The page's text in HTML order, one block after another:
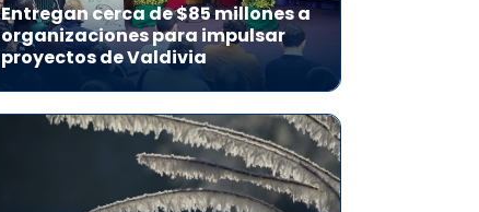
Entregan cerca de $85 millones a
organizaciones para impulsar
proyectos de Valdivia